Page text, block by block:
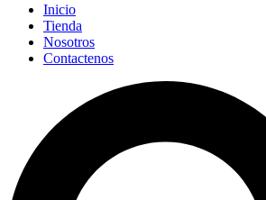
Inicio
Tienda
Nosotros
Contactenos